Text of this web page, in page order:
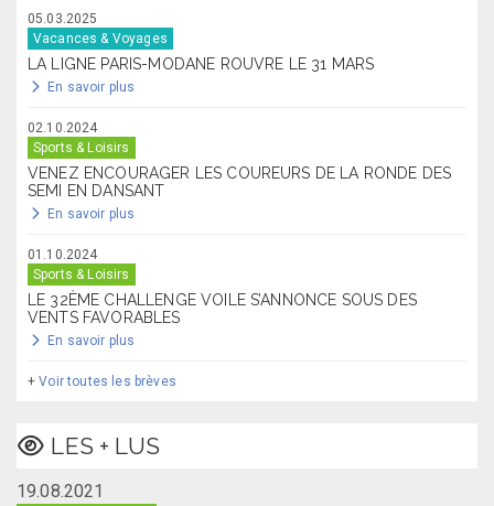
05.03.2025
Vacances & Voyages
LA LIGNE PARIS-MODANE ROUVRE LE 31 MARS
En savoir plus
02.10.2024
Sports & Loisirs
VENEZ ENCOURAGER LES COUREURS DE LA RONDE DES
SEMI EN DANSANT
En savoir plus
01.10.2024
Sports & Loisirs
LE 32ÈME CHALLENGE VOILE S’ANNONCE SOUS DES
VENTS FAVORABLES
En savoir plus
+Voir toutes les brèves
LES + LUS
19.08.2021